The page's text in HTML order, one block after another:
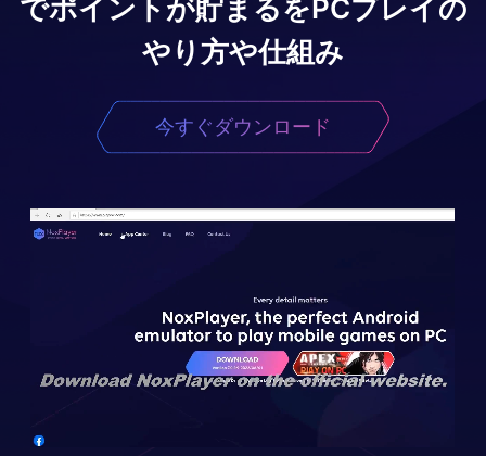
でポイントが貯まるをPCプレイの
やり方や仕組み
今すぐダウンロード